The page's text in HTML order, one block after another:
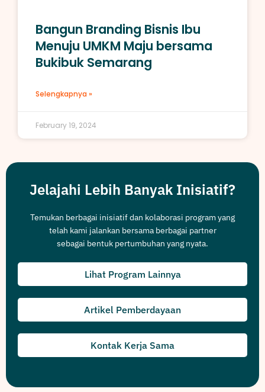
Bangun Branding Bisnis Ibu
Menuju UMKM Maju bersama
Bukibuk Semarang
Selengkapnya »
February 19, 2024
Jelajahi Lebih Banyak Inisiatif?
Temukan berbagai inisiatif dan kolaborasi program yang
telah kami jalankan bersama berbagai partner
sebagai bentuk pertumbuhan yang nyata.
Lihat Program Lainnya
Artikel Pemberdayaan
Kontak Kerja Sama